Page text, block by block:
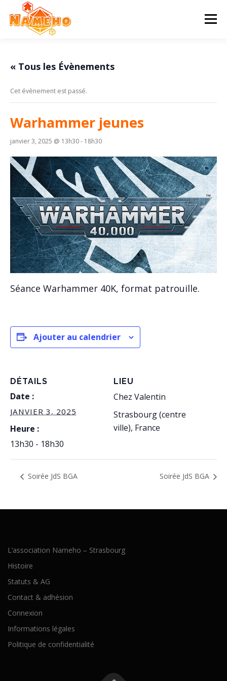
contenu
Menu
STATUTS & AG
« Tous les Évènements
Cet évènement est passé.
Warhammer jeunes
janvier 3, 2025 @ 13h30- 18h30
Séance Warhammer 40K, format patrouille.
Ajouter au calendrier
DÉTAILS
Date :
JANVIER 3, 2025
Heure :
13h30 - 18h30
LIEU
Chez Valentin
Strasbourg (centre
ville), France
Soirée JdS BGA Soirée JdS BGA
L’association Nameho – Strasbourg
Histoire
Statuts & AG
Contact & adhésion
Connexion
Informations légales
Politique de confidentialité